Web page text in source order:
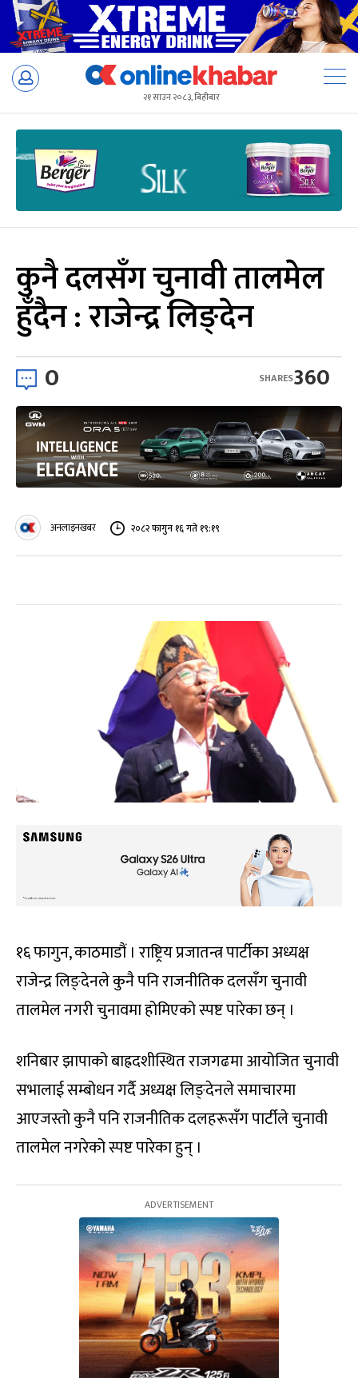
Skip
२१ साउन २०८३, बिहीबार
कुनै दलसँग चुनावी तालमेल
हुँदैन : राजेन्द्र लिङ्देन
0 360
SHARES
अनलाइनखबर २०८२ फागुन १६ गते १९:१९
१६ फागुन, काठमाडौं । राष्ट्रिय प्रजातन्त्र पार्टीका अध्यक्ष
राजेन्द्र लिङ्देनले कुनै पनि राजनीतिक दलसँग चुनावी
तालमेल नगरी चुनावमा होमिएको स्पष्ट पारेका छन् ।
शनिबार झापाको बाह्रदशीस्थित राजगढमा आयोजित चुनावी
सभालाई सम्बोधन गर्दै अध्यक्ष लिङ्देनले समाचारमा
आएजस्तो कुनै पनि राजनीतिक दलहरूसँग पार्टीले चुनावी
तालमेल नगरेको स्पष्ट पारेका हुन् ।